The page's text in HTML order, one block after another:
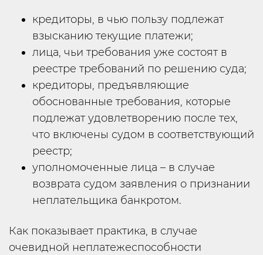
кредиторы, в чью пользу подлежат
взысканию текущие платежи;
лица, чьи требования уже состоят в
реестре требований по решению суда;
кредиторы, предъявляющие
обоснованные требования, которые
подлежат удовлетворению после тех,
что включены судом в соответствующий
реестр;
уполномоченные лица – в случае
возврата судом заявления о признании
неплательщика банкротом.
Как показывает практика, в случае
очевидной неплатежеспособности